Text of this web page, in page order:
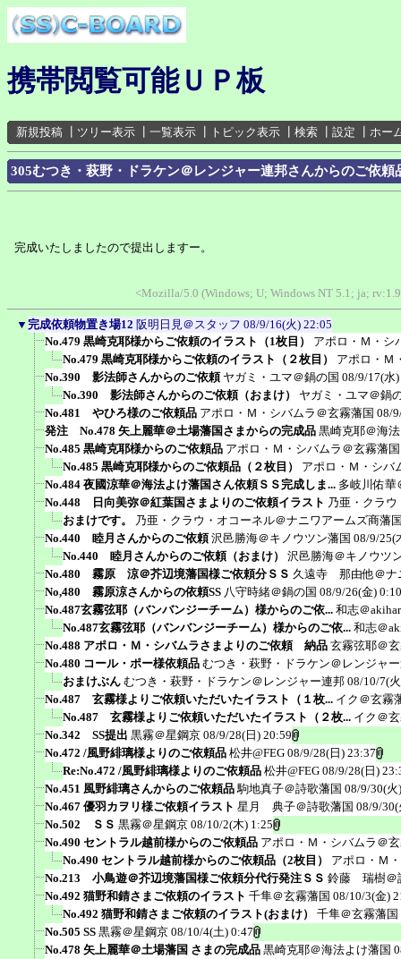
携帯閲覧可能ＵＰ板
新規投稿 ツリー表示 一覧表示 トピック表示 検索 設定 ホー
305むつき・萩野・ドラケン＠レンジャー連邦さんからのご依頼
完成いたしましたので提出しますー。
<Mozilla/5.0 (Windows; U; Windows NT 5.1; ja;
▼ 完成依頼物置き場12 阪明日見＠スタッフ 08/9/16(火) 22:05
No.479 黒崎克耶様からご依頼のイラスト（1枚目）
アポロ・Ｍ・シ
No.479 黒崎克耶様からご依頼のイラスト（２枚目）
アポロ・Ｍ
No.390 影法師さんからのご依頼 ヤガミ・ユマ＠鍋の国 08/9/17(水
No.390 影法師さんからのご依頼（おまけ）
ヤガミ・ユマ＠鍋
No.481 やひろ様のご依頼品 アポロ・Ｍ・シバムラ＠玄霧藩国 08/
発注 No.478 矢上麗華＠土場藩国さまからの完成品 黒崎克耶＠海
No.485 黒崎克耶様からのご依頼品 アポロ・Ｍ・シバムラ＠玄霧藩国
No.485 黒崎克耶様からのご依頼品（２枚目）
アポロ・Ｍ・シバ
No.484 夜國涼華＠海法よけ藩国さん依頼ＳＳ完成しま... 多岐川佑華
No.448 日向美弥＠紅葉国さまよりのご依頼イラスト 乃亜・クラ
おまけです。
乃亜・クラウ・オコーネル＠ナニワアームズ商藩
No.440 睦月さんからのご依頼 沢邑勝海＠キノウツン藩国 08/9/25(
No.440 睦月さんからのご依頼（おまけ）
沢邑勝海＠キノウツ
No.480 霧原 涼＠芥辺境藩国様ご依頼分ＳＳ 久遠寺 那由他＠ナ
No,480 霧原涼さんからの依頼SS 八守時緒＠鍋の国 08/9/26(金) 0:10
No.487玄霧弦耶（バンバンジーチーム）様からのご依... 和志＠
No.487玄霧弦耶（バンバンジーチーム）様からのご依... 和志＠
No.488 アポロ・Ｍ・シバムラさまよりのご依頼 納品 玄霧弦耶＠
No.480 コール・ポー様依頼品 むつき・萩野・ドラケン＠レンジャ
おまけぶん むつき・萩野・ドラケン＠レンジャー連邦 08/10/7(
No.487 玄霧様よりご依頼いただいたイラスト（１枚... イク＠玄霧
No.487 玄霧様よりご依頼いただいたイラスト（２枚... イク＠
No.342 SS提出 黒霧＠星鋼京 08/9/28(日) 20:59
No.472 /風野緋璃様よりのご依頼品 松井@FEG 08/9/28(日) 23:37
Re:No.472 /風野緋璃様よりのご依頼品 松井@FEG 08/9/28(日)
No.451 風野緋璃さんからのご依頼品 駒地真子＠詩歌藩国 08/9/30(火
No.467 優羽カヲリ様ご依頼イラスト 星月 典子＠詩歌藩国 08/9/30(
No.502 ＳＳ 黒霧＠星鋼京 08/10/2(木) 1:25
No.490 セントラル越前様からのご依頼品 アポロ・Ｍ・シバムラ＠
No.490 セントラル越前様からのご依頼品（2枚目）
アポロ・Ｍ
No.213 小鳥遊＠芥辺境藩国様ご依頼分代行発注ＳＳ 鈴藤 瑞樹＠
No.492 猫野和錆さまご依頼のイラスト 千隼＠玄霧藩国 08/10/3(金)
No.492 猫野和錆さまご依頼のイラスト(おまけ）
千隼＠玄霧藩国
No.505 SS 黒霧＠星鋼京 08/10/4(土) 0:47
No.478 矢上麗華＠土場藩国 さまの完成品 黒崎克耶＠海法よけ藩国